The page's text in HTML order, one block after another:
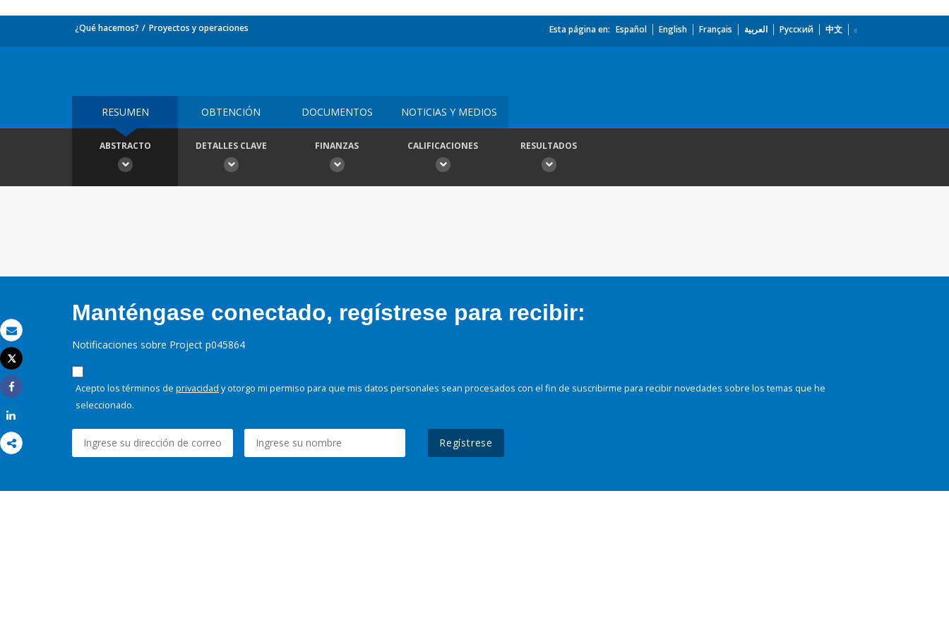
Correo electrónico
Imprimir
Tweet
Share
¿Qué hacemos? Proyectos y operaciones Esta página en: Español English Français العربية Русский 中文
RESUMEN OBTENCIÓN DOCUMENTOS NOTICIAS Y MEDIOS
ABSTRACTO DETALLES CLAVE FINANZAS CALIFICACIONES RESULTADOS
Manténgase conectado, regístrese para recibir:
Notificaciones sobre Project p045864
Acepto los términos de privacidad y otorgo mi permiso para que mis datos personales sean procesados con el fin de suscribirme para recibir novedades sobre los temas que he
seleccionado.
Regístrese